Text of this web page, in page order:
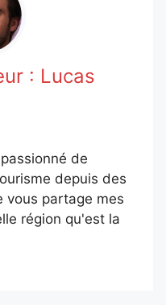
: Lucas
de
depuis des
vous partage mes
région qu'est la